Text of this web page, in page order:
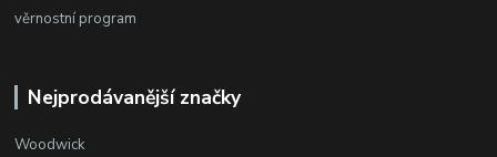
věrnostní program
Nejprodávanější značky
Woodwick